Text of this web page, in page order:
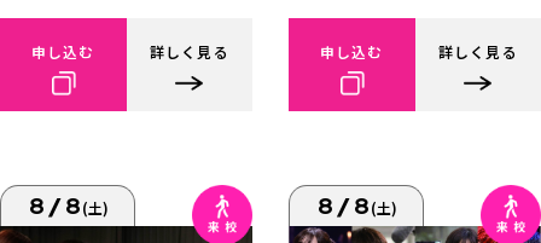
申し込む 詳しく見る 申し込む 詳しく見る
8/8(土) 8/8(土)